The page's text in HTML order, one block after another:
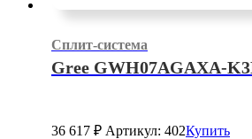
Сплит-система
Gree GWH07AGAXA-
36 617 ₽ Артикул: 402Купить